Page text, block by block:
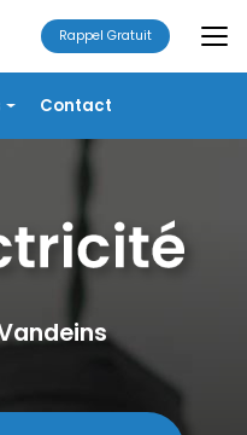
VMC
Contact
Rappel Gratuit